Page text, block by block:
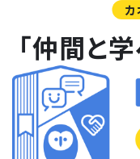
カ
「仲間と